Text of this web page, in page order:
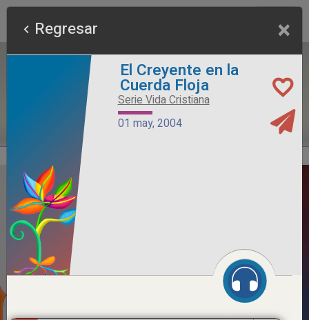
Regresar ×
El Creyente en la
Cuerda Floja
Serie Vida Cristiana
01 may, 2004